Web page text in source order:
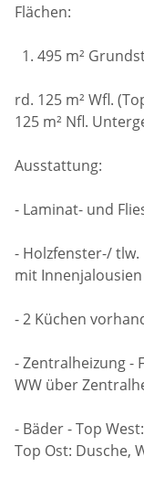
Flächen:
1. 495 m²
rd. 125 m² Wfl.
125 m² Nfl.
Ausstattung:
- Laminat- und
- Holzfenster-/
mit Innenjalousien
- 2 Küchen
- Zentralheizung -
WW über
- Bäder - Top
Top Ost: Dusche,